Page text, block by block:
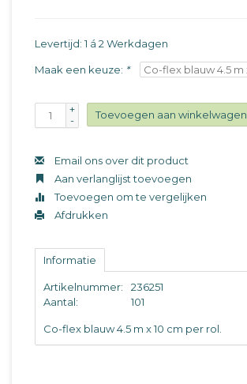
Levertijd: 1 á 2 Werkdagen
Maak een keuze: *
+
-
Toevoegen aan winkelwagen
Email ons over dit product
Aan verlanglijst toevoegen
Toevoegen om te vergelijken
Afdrukken
Informatie
Artikelnummer:
236251
Aantal:
101
Co-flex blauw 4.5 m x 10 cm per rol.